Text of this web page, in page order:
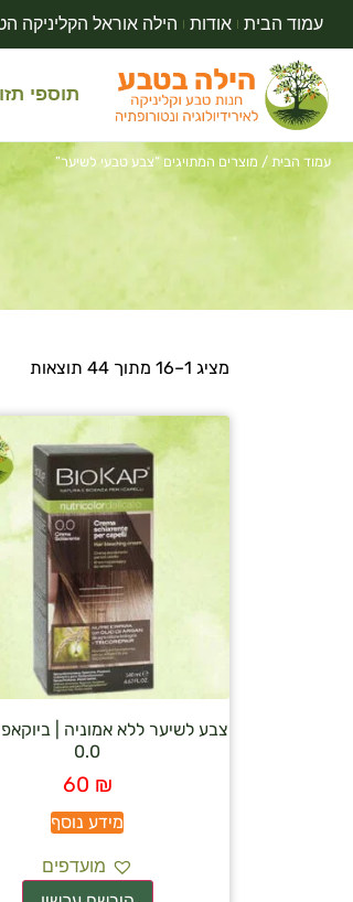
עמוד הבית אודות הילה אוראל הקליניקה
תוספי
עמוד הבית / מוצרים המתויגים “צבע טבעי לשיער”
מציג 1–16 מתוך 44 תוצאות
צבע לשיער ללא אמוניה |
0.0
60 ₪
מידע נוסף
מועדפים